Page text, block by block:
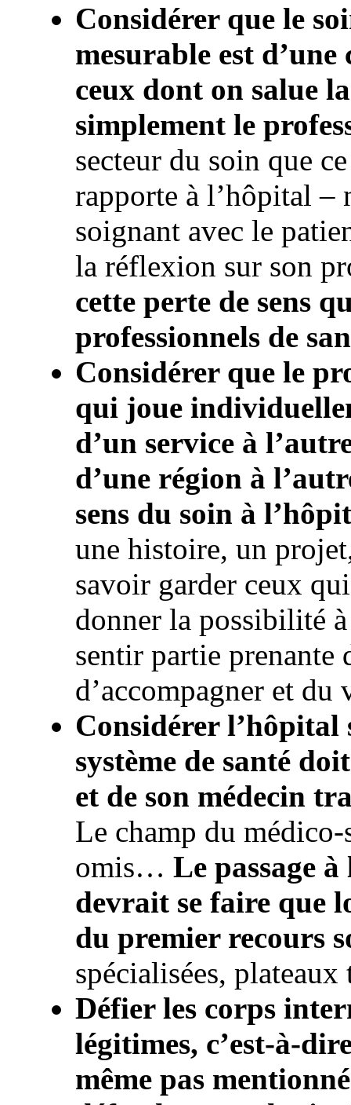
Considérer que le
mesurable est
ceux dont on salue
simplement le
secteur du soin que
rapporte à l’hôpital –
soignant avec le
la réflexion sur son
cette perte de sens
professionnels de
Considérer que le
qui joue
d’un service à
d’une région à
sens du soin à
une histoire, un
savoir garder ceux
donner la possibilité
sentir partie prenante
d’accompagner et du
Considérer l’hôpital
système de santé
et de son médecin
Le champ du
omis… Le passage
devrait se faire que
du premier recours
spécialisées,
Défier les corps
légitimes, c’est-à-
même pas